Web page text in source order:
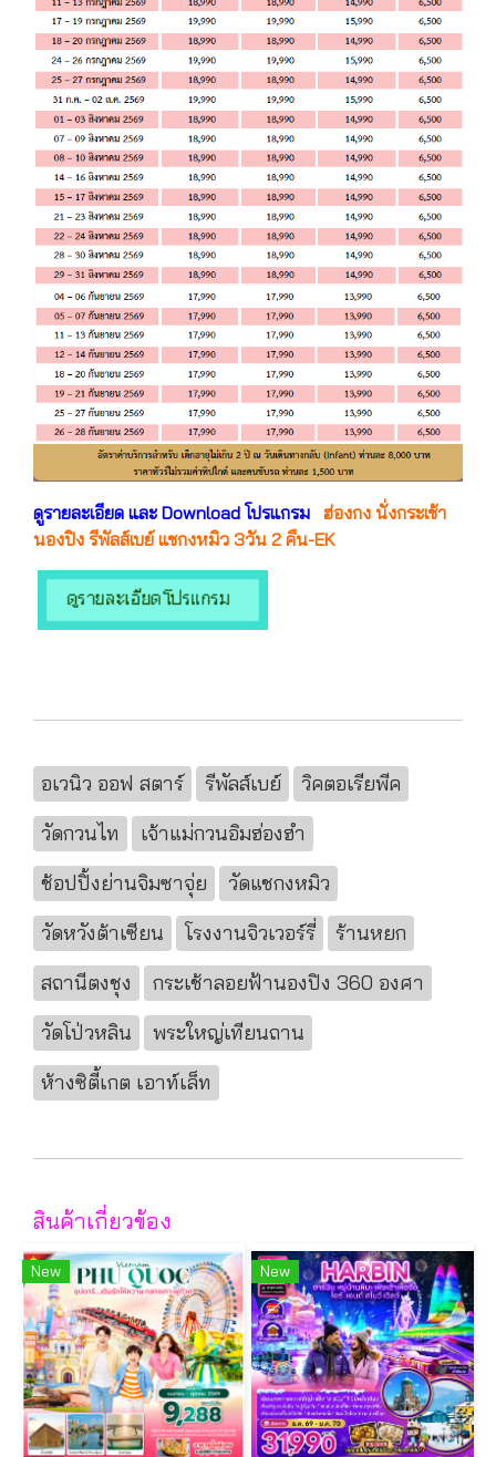
ดูรายละเอียด และ Download โปรแกรม ฮ่องกง นั่งกระเช้า
นองปิง รีพัลส์เบย์ แชกงหมิว 3วัน 2 คืน-EK
อเวนิว ออฟ สตาร์ รีพัลส์เบย์
วิคตอเรียพีค
วัดกวนไท
เจ้าแม่กวนอิมฮ่องฮำ
ช้อปปิ้งย่านจิมซาจุ่ย
วัดแชกงหมิว
วัดหวังต้าเซียน
โรงงานจิวเวอร์รี่
ร้านหยก
สถานีตงชุง
กระเช้าลอยฟ้านองปิง 360 องศา
วัดโป่วหลิน
พระใหญ่เทียนถาน
ห้างซิตี้เกต เอาท์เล็ท
สินค้าเกี่ยวข้อง
New New